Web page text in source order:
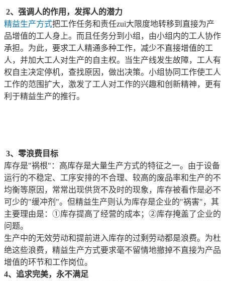
2、强调人的作用，发挥人的潜力
精益生产方式把工作任务和责任zui大限度地转移到直接为产
品增值的工人身上。而且任务分到小组，由小组内的工人协作
承担。为此，要求工人精通多种工作，减少不直接增值的工
人，并加大工人对生产的自主权。当生产线发生故障，工人有
权自主决定停机，查找原因，做出决策。小组协同工作使工人
工作的范围扩大，激发了工人对工作的兴趣和创新精神，更有
利于精益生产的推行。
3、零浪费目标
库存是"祸根"：高库存是大量生产方式的特征之一。由于设备
运行的不稳定、工序安排的不合理、较高的废品率和生产的不
均衡等原因，常常出现供货不及时的现象，库存被看作是必不
可少的"缓冲剂"。但精益生产则认为库存是企业的"祸害"，其
主要理由是：①库存提高了经营的成本；②库存掩盖了企业的
问题。
生产中的无效劳动和提前进入库存的过剩劳动都是浪费。为杜
绝这些浪费，精益生产方式要求毫不留情地撤掉不直接为产品
增值的环节和工作岗位。
4、追求完美，永不满足